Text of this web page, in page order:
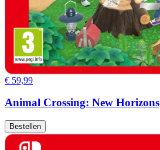
€ 59,99
Animal Crossing: New Horizons
Bestellen